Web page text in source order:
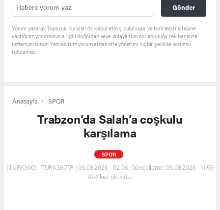
Gönder
Yorum yazarak Topluluk Kuralları’nı kabul etmiş bulunuyor ve turk360.tr sitesine
yaptığınız yorumunuzla ilgili doğrudan veya dolaylı tüm sorumluluğu tek başınıza
üstleniyorsunuz. Yazılan tüm yorumlardan site yönetimi hiçbir şekilde sorumlu
tutulamaz.
Anasayfa SPOR
Trabzon’da Salah’a coşkulu
karşılama
SPOR
(TURK360) - TURK360TR | 06.08.2026 - 02:06, Güncelleme: 06.08.2026 - 11:56
884 kez okundu.